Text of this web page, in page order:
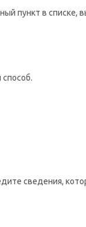
пункт в
сведения,